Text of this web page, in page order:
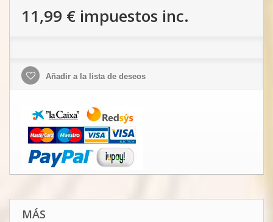
11,99 € impuestos inc.
Añadir a la lista de deseos
MÁS